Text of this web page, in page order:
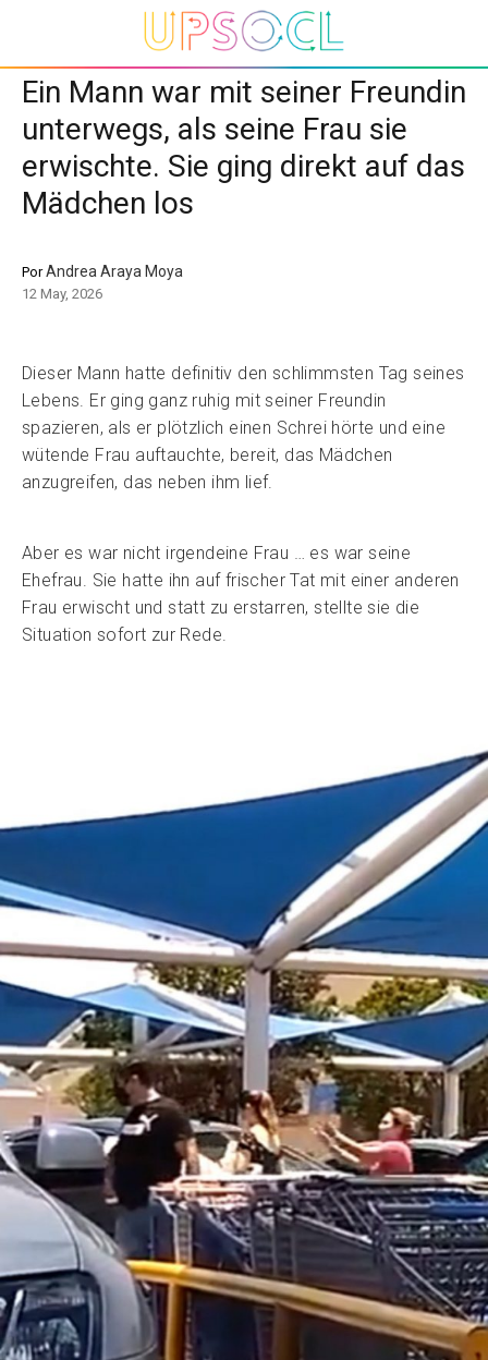
Ein Mann war mit seiner Freundin
unterwegs, als seine Frau sie
erwischte. Sie ging direkt auf das
Mädchen los
PorAndrea Araya Moya
12 May, 2026
Dieser Mann hatte definitiv den schlimmsten Tag seines
Lebens. Er ging ganz ruhig mit seiner Freundin
spazieren, als er plötzlich einen Schrei hörte und eine
wütende Frau auftauchte, bereit, das Mädchen
anzugreifen, das neben ihm lief.
Aber es war nicht irgendeine Frau … es war seine
Ehefrau. Sie hatte ihn auf frischer Tat mit einer anderen
Frau erwischt und statt zu erstarren, stellte sie die
Situation sofort zur Rede.